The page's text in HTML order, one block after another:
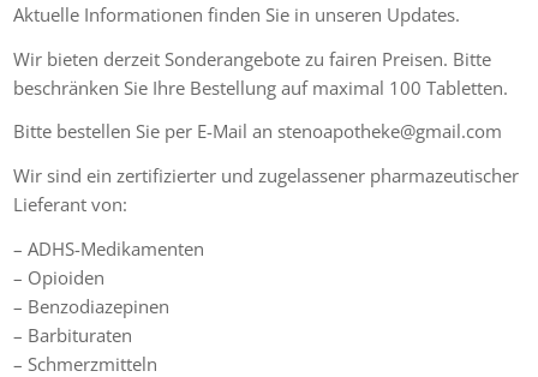
Aktuelle Informationen finden Sie in unseren Updates.
Wir bieten derzeit Sonderangebote zu fairen Preisen. Bitte
beschränken Sie Ihre Bestellung auf maximal 100 Tabletten.
Bitte bestellen Sie per E-Mail an stenoapotheke@gmail.com
Wir sind ein zertifizierter und zugelassener pharmazeutischer
Lieferant von:
– ADHS-Medikamenten
– Opioiden
– Benzodiazepinen
– Barbituraten
– Schmerzmitteln